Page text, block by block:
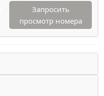
Запросить
просмотр номера